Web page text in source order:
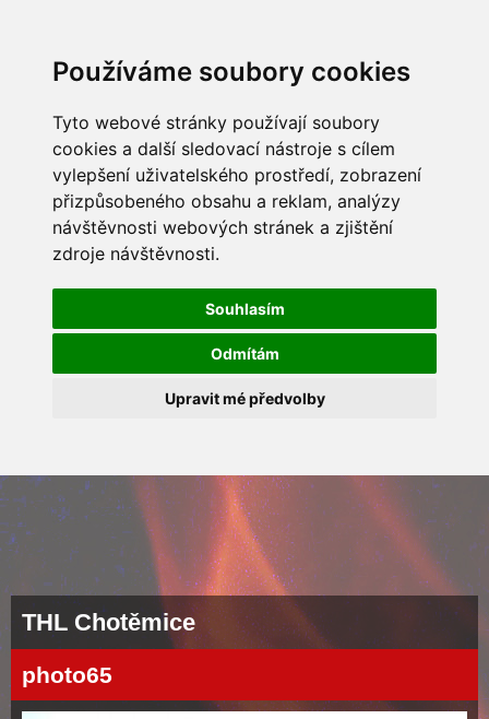
Používáme soubory cookies
Tyto webové stránky používají soubory
cookies a další sledovací nástroje s cílem
vylepšení uživatelského prostředí, zobrazení
přizpůsobeného obsahu a reklam, analýzy
návštěvnosti webových stránek a zjištění
zdroje návštěvnosti.
Souhlasím
Odmítám
Upravit mé předvolby
THL Chotěmice
photo65